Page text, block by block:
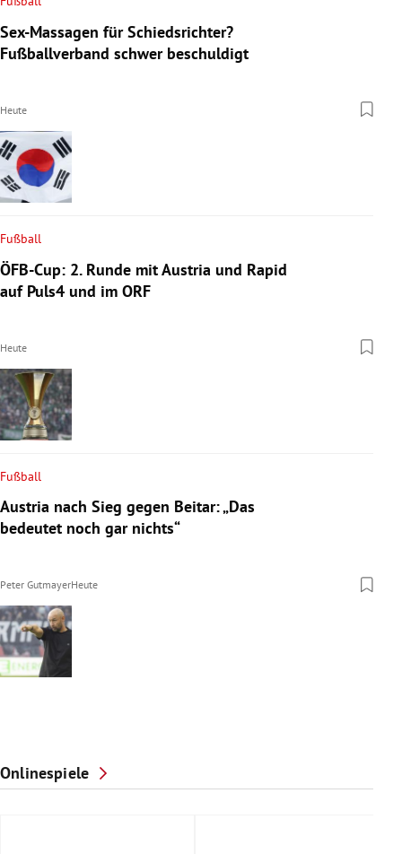
Sex-Massagen für Schiedsrichter?
Fußballverband schwer beschuldigt
Heute
Fußball
ÖFB-Cup: 2. Runde mit Austria und Rapid
auf Puls4 und im ORF
Heute
Fußball
Austria nach Sieg gegen Beitar: „Das
bedeutet noch gar nichts“
Peter GutmayerHeute
Onlinespiele